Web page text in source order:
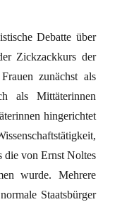
Debatte über
Zickzackkurs der
zunächst als
als Mittäterinnen
hingerichtet
die von Ernst Noltes
wurde. Mehrere
Staatsbürger